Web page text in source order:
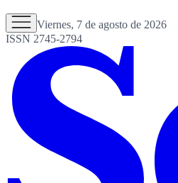
Viernes, 7 de agosto de 2026
ISSN 2745-2794